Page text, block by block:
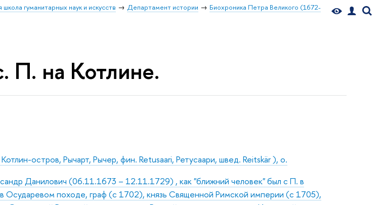
гуманитарных наук и искусств Департамент истории
Биохроника Петра Великого (1672-
П. на Котлине.
остров, Рычарт, Рычер, фин. Retusaari, Ретусаари, швед. Reitskär ), о.
Данилович (06.11.1673 – 12.11.1729) , как "ближний человек" был с П. в
в Осударевом походе, граф (с 1702), князь Священной Римской империи (с 1705),